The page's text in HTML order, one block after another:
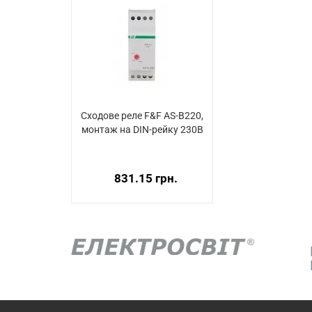
Сходове реле F&F AS-B220,
монтаж на DIN-рейку 230В
831.15 грн.